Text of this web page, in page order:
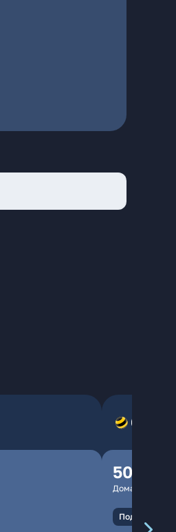
500
Домашний
Подключение